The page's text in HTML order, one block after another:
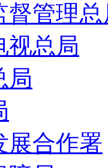
督管理
视总局
局
展合作署